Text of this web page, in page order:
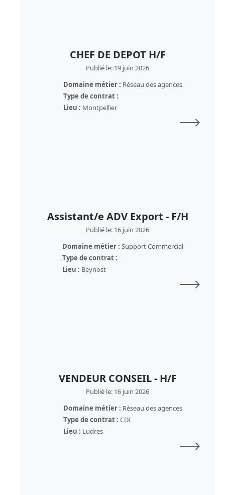
CHEF DE DEPOT H/F
Publié le: 19 juin 2026
Domaine métier : Réseau des agences
Type de contrat :
Lieu : Montpellier
Assistant/e ADV Export - F/H
Publié le: 16 juin 2026
Domaine métier : Support Commercial
Type de contrat :
Lieu : Beynost
VENDEUR CONSEIL - H/F
Publié le: 16 juin 2026
Domaine métier : Réseau des agences
Type de contrat : CDI
Lieu : Ludres